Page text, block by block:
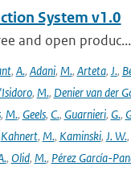
System v1.0
and open produc...
, A., Adani, M., Arteta, J.,
, M., Denier van der
, M., Geels, C., Guarnieri, G.,
Kahnert, M., Kaminski, J. W.,
, Olid, M., Pérez García-